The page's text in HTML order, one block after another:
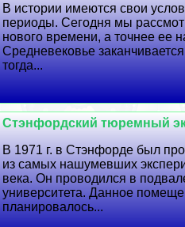
В истории имеются свои
периоды. Сегодня мы
нового времени, а точнее ее
Средневековье
тогда...
Стэнфордский тюремный
В 1971 г. в Стэнфорде был
из самых нашумевших
века. Он проводился в
университета. Данное
планировалось...